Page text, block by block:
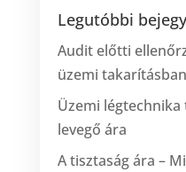
Legutóbbi
Audit előtti
üzemi
Üzemi légtechnika
levegő ára
A tisztaság ára –